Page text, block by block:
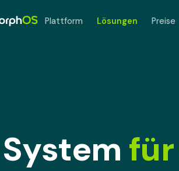
Plattform Lösungen Preise